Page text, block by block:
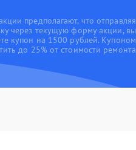
предполагают, что отправляя
через текущую форму акции, вы
купон на 1500 рублей. Купоном
до 25% от стоимости ремонта